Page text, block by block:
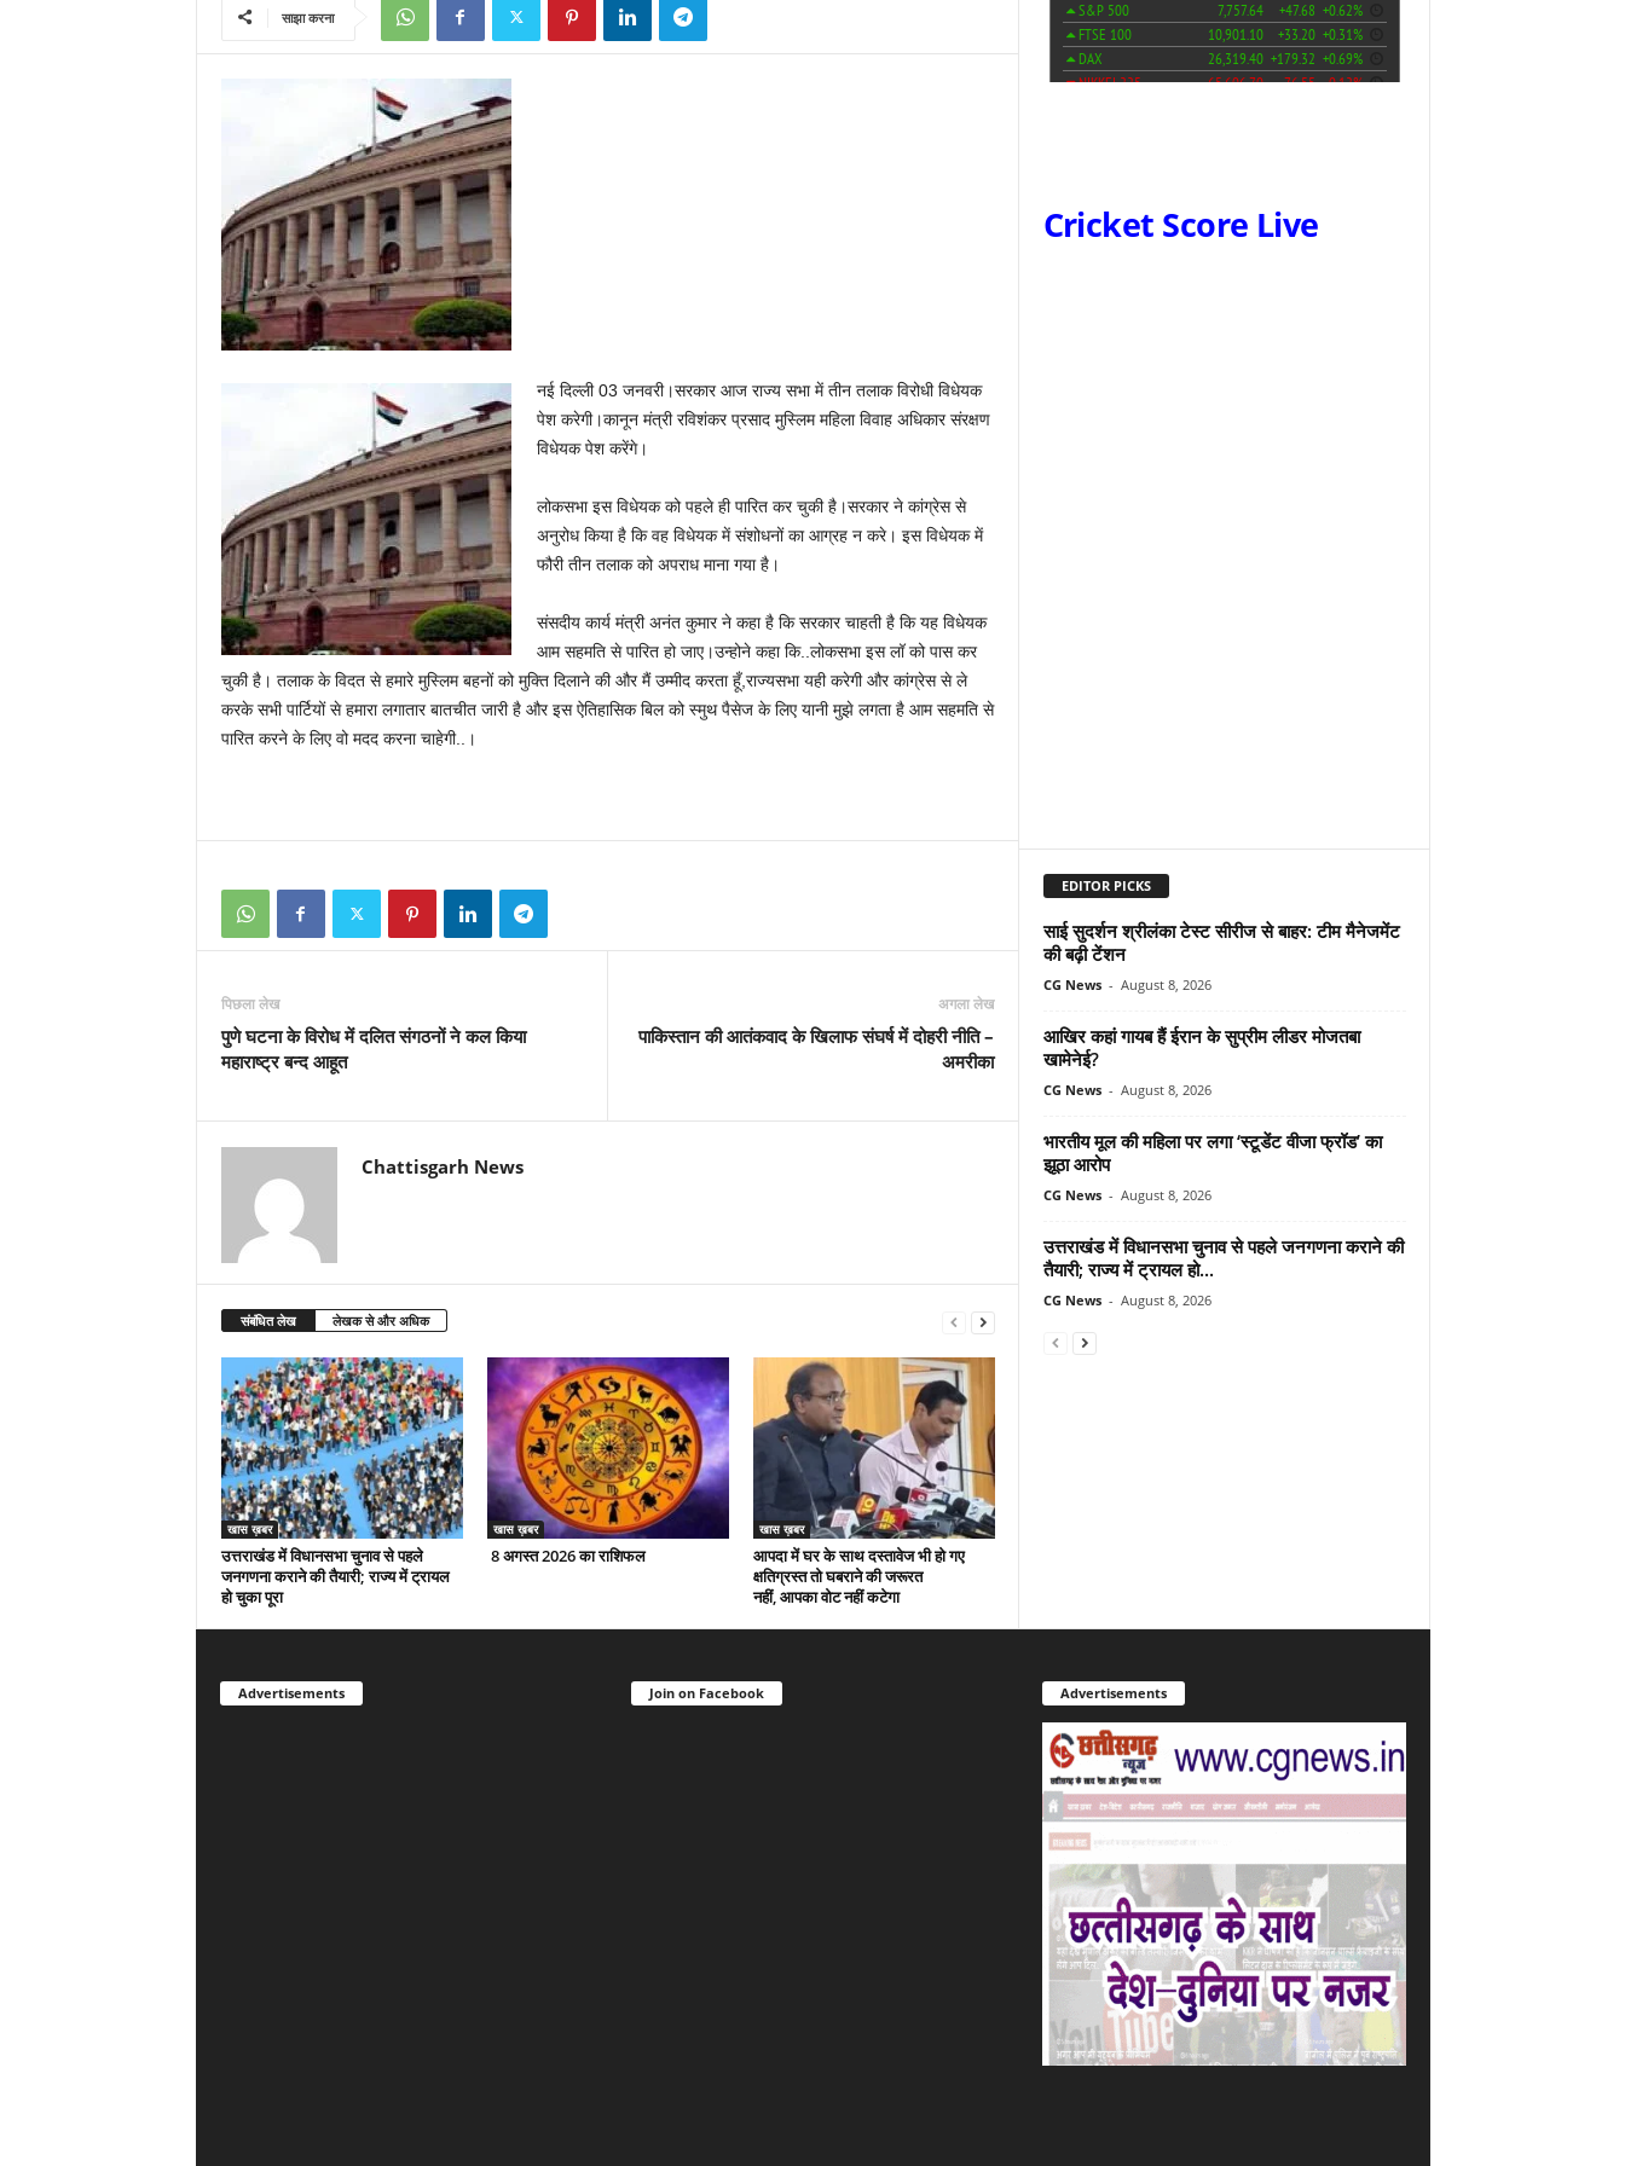
साझा करना
नई दिल्ली 03 जनवरी।सरकार आज राज्य सभा में तीन तलाक विरोधी विधेयक
पेश करेगी।कानून मंत्री रविशंकर प्रसाद मुस्लिम महिला विवाह अधिकार संरक्षण
विधेयक पेश करेंगे।
लोकसभा इस विधेयक को पहले ही पारित कर चुकी है।सरकार ने कांग्रेस से
अनुरोध किया है कि वह विधेयक में संशोधनों का आग्रह न करे। इस विधेयक में
फौरी तीन तलाक को अपराध माना गया है।
संसदीय कार्य मंत्री अनंत कुमार ने कहा है कि सरकार चाहती है कि यह विधेयक
आम सहमति से पारित हो जाए।उन्होने कहा कि..लोकसभा इस लॉ को पास कर
चुकी है। तलाक के विदत से हमारे मुस्लिम बहनों को मुक्ति दिलाने की और मैं उम्मीद करता हूँ,राज्यसभा यही करेगी और कांग्रेस से ले
करके सभी पार्टियों से हमारा लगातार बातचीत जारी है और इस ऐतिहासिक बिल को स्मुथ पैसेज के लिए यानी मुझे लगता है आम सहमति से
पारित करने के लिए वो मदद करना चाहेगी..।
पिछला लेख
पुणे घटना के विरोध में दलित संगठनों ने कल किया
महाराष्ट्र बन्द आहूत
अगला लेख
पाकिस्तान की आतंकवाद के खिलाफ संघर्ष में दोहरी नीति –
अमरीका
Chattisgarh News
संबंधित लेख लेखक से और अधिक
खास ख़बर
उत्तराखंड में विधानसभा चुनाव से पहले
जनगणना कराने की तैयारी; राज्य में ट्रायल
हो चुका पूरा
खास ख़बर
8 अगस्त 2026 का राशिफल
खास ख़बर
आपदा में घर के साथ दस्तावेज भी हो गए
क्षतिग्रस्त तो घबराने की जरूरत
नहीं, आपका वोट नहीं कटेगा
Cricket Score Live
EDITOR PICKS
साई सुदर्शन श्रीलंका टेस्ट सीरीज से बाहर: टीम मैनेजमेंट
की बढ़ी टेंशन
CG News - August 8, 2026
आखिर कहां गायब हैं ईरान के सुप्रीम लीडर मोजतबा
खामेनेई?
CG News - August 8, 2026
भारतीय मूल की महिला पर लगा ‘स्टूडेंट वीजा फ्रॉड’ का
झूठा आरोप
CG News - August 8, 2026
उत्तराखंड में विधानसभा चुनाव से पहले जनगणना कराने की
तैयारी; राज्य में ट्रायल हो...
CG News - August 8, 2026
Advertisements Join on Facebook Advertisements